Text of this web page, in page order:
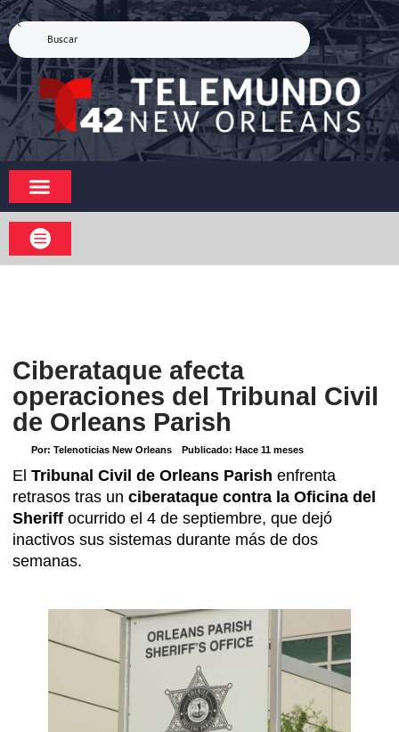
Ciberataque afecta
operaciones del Tribunal Civil
de Orleans Parish
Por: Telenoticias New Orleans Publicado: Hace 11 meses
El Tribunal Civil de Orleans Parish enfrenta
retrasos tras un ciberataque contra la Oficina del
Sheriff ocurrido el 4 de septiembre, que dejó
inactivos sus sistemas durante más de dos
semanas.